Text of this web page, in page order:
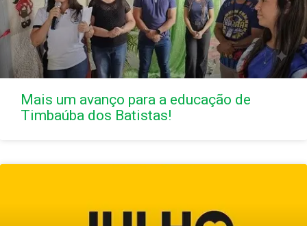
Mais um avanço para a educação de
Timbaúba dos Batistas!